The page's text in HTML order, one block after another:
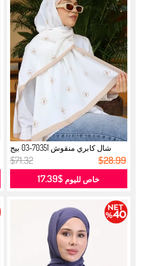
شال كابري منقوش 70351-03 بيج
فاتح...
$71.32 $28.99
خاص لليوم $17.39